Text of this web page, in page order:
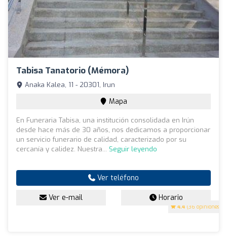
Tabisa Tanatorio (Mémora)
4.4 (36 opiniones)
Anaka Kalea, 11 - 20301, Irun
Mapa
En Funeraria Tabisa, una institución consolidada en Irún
desde hace más de 30 años, nos dedicamos a proporcionar
un servicio funerario de calidad, caracterizado por su
cercanía y calidez. Nuestra... Seguir leyendo
Ver teléfono
Ver e-mail Horario